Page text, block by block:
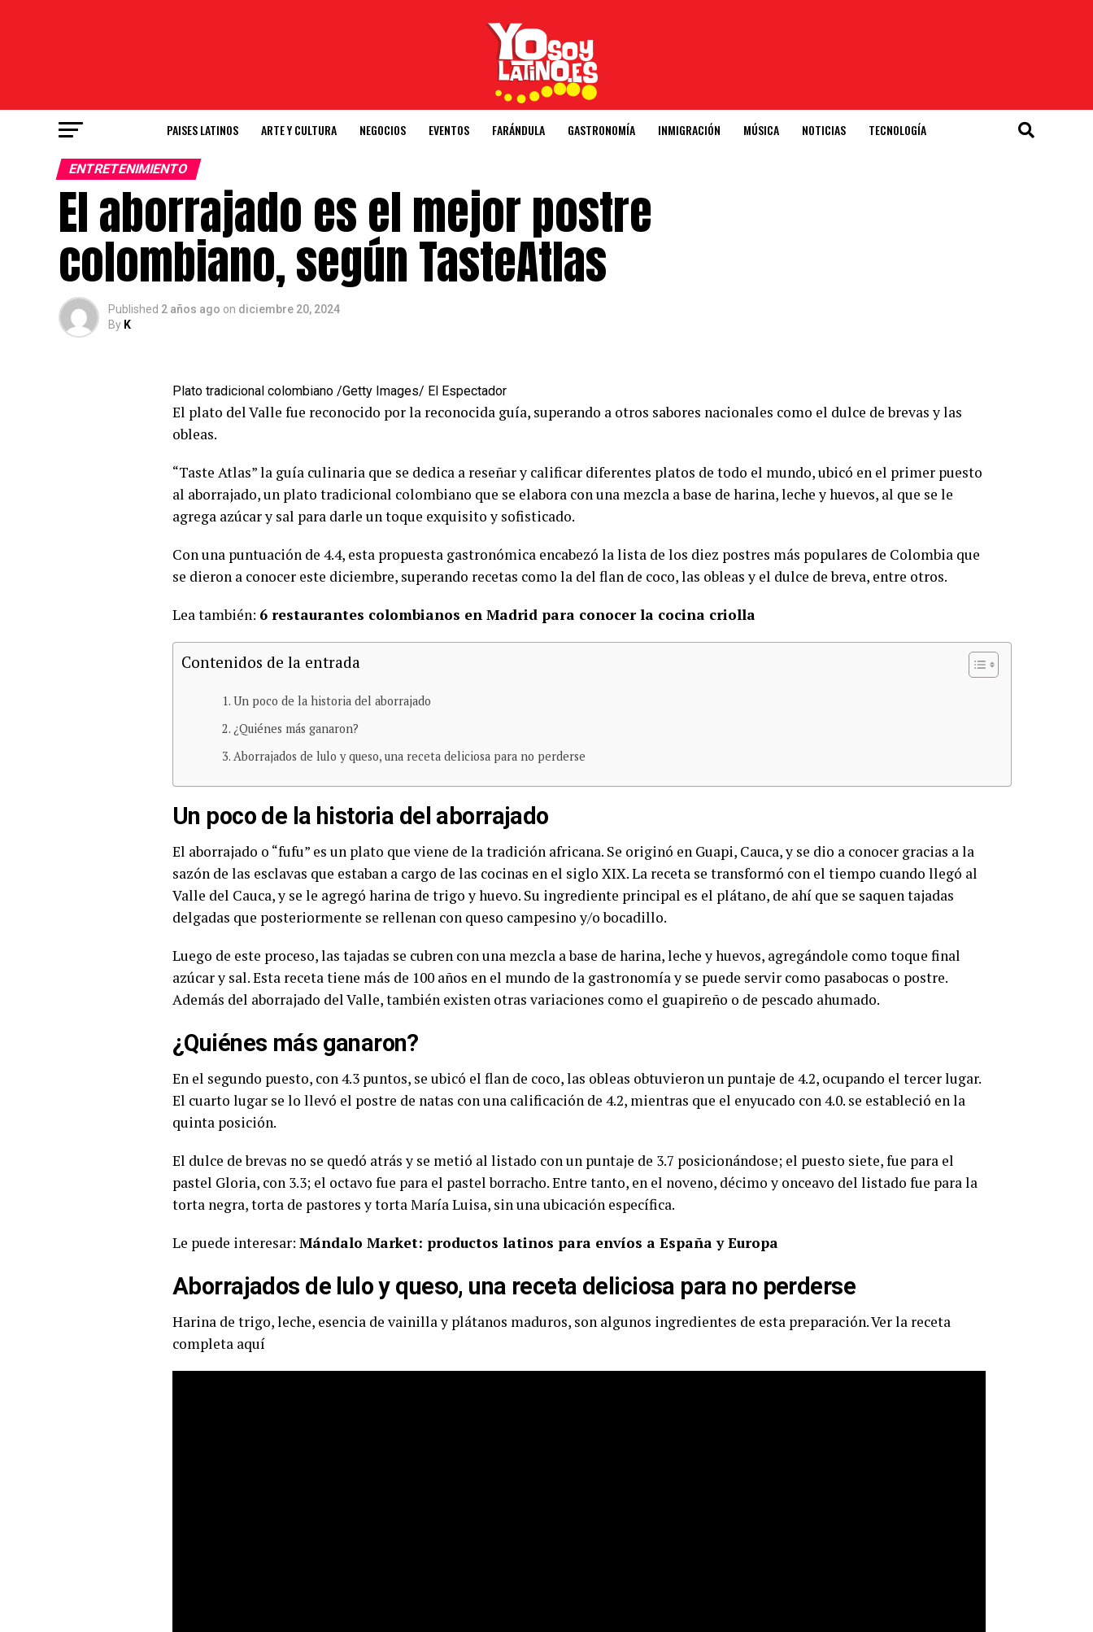
PAISES LATINOS ARTE Y CULTURA NEGOCIOS EVENTOS FARÁNDULA GASTRONOMÍA INMIGRACIÓN MÚSICA NOTICIAS TECNOLOGÍA
ENTRETENIMIENTO
El aborrajado es el mejor postre
colombiano, según TasteAtlas
Published 2 años ago on diciembre 20, 2024
By K
Plato tradicional colombiano /Getty Images/ El Espectador
El plato del Valle fue reconocido por la reconocida guía, superando a otros sabores nacionales como el dulce de brevas y las
obleas.
“Taste Atlas” la guía culinaria que se dedica a reseñar y calificar diferentes platos de todo el mundo, ubicó en el primer puesto
al aborrajado, un plato tradicional colombiano que se elabora con una mezcla a base de harina, leche y huevos, al que se le
agrega azúcar y sal para darle un toque exquisito y sofisticado.
Con una puntuación de 4.4, esta propuesta gastronómica encabezó la lista de los diez postres más populares de Colombia que
se dieron a conocer este diciembre, superando recetas como la del flan de coco, las obleas y el dulce de breva, entre otros.
Lea también: 6 restaurantes colombianos en Madrid para conocer la cocina criolla
Contenidos de la entrada
Un poco de la historia del aborrajado
¿Quiénes más ganaron?
Aborrajados de lulo y queso, una receta deliciosa para no perderse
Un poco de la historia del aborrajado
El aborrajado o “fufu” es un plato que viene de la tradición africana. Se originó en Guapi, Cauca, y se dio a conocer gracias a la
sazón de las esclavas que estaban a cargo de las cocinas en el siglo XIX. La receta se transformó con el tiempo cuando llegó al
Valle del Cauca, y se le agregó harina de trigo y huevo. Su ingrediente principal es el plátano, de ahí que se saquen tajadas
delgadas que posteriormente se rellenan con queso campesino y/o bocadillo.
Luego de este proceso, las tajadas se cubren con una mezcla a base de harina, leche y huevos, agregándole como toque final
azúcar y sal. Esta receta tiene más de 100 años en el mundo de la gastronomía y se puede servir como pasabocas o postre.
Además del aborrajado del Valle, también existen otras variaciones como el guapireño o de pescado ahumado.
¿Quiénes más ganaron?
En el segundo puesto, con 4.3 puntos, se ubicó el flan de coco, las obleas obtuvieron un puntaje de 4.2, ocupando el tercer lugar.
El cuarto lugar se lo llevó el postre de natas con una calificación de 4.2, mientras que el enyucado con 4.0. se estableció en la
quinta posición.
El dulce de brevas no se quedó atrás y se metió al listado con un puntaje de 3.7 posicionándose; el puesto siete, fue para el
pastel Gloria, con 3.3; el octavo fue para el pastel borracho. Entre tanto, en el noveno, décimo y onceavo del listado fue para la
torta negra, torta de pastores y torta María Luisa, sin una ubicación específica.
Le puede interesar: Mándalo Market: productos latinos para envíos a España y Europa
Aborrajados de lulo y queso, una receta deliciosa para no perderse
Harina de trigo, leche, esencia de vainilla y plátanos maduros, son algunos ingredientes de esta preparación. Ver la receta
completa aquí